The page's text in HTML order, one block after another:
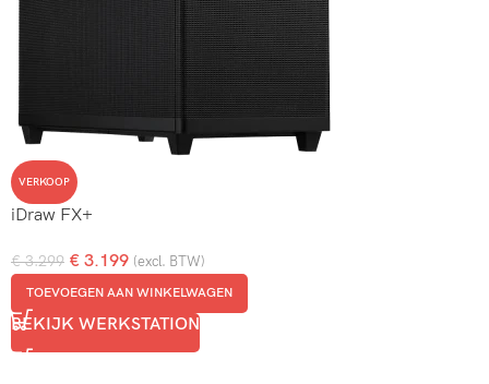
VERKOOP
iDraw FX+
€3.299 € 3.199 (excl. BTW)
TOEVOEGEN AAN WINKELWAGEN
BEKIJK WERKSTATION